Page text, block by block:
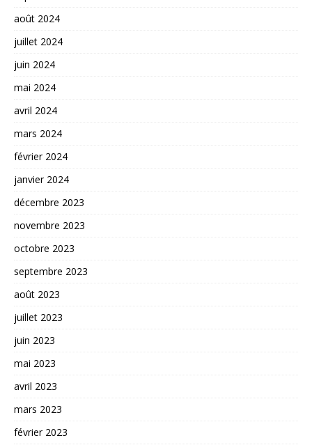
août 2024
juillet 2024
juin 2024
mai 2024
avril 2024
mars 2024
février 2024
janvier 2024
décembre 2023
novembre 2023
octobre 2023
septembre 2023
août 2023
juillet 2023
juin 2023
mai 2023
avril 2023
mars 2023
février 2023